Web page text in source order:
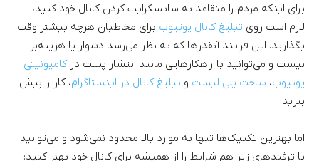
برای اینکه مردم را متقاعد به سابسکرایب کردن کانال خود کنید،
لازم است روی تبلیغ کانال یوتیوب برای مخاطبان هرچه بیشتر وقت
بگذارید. این فرایند آنقدرها که به نظر می‌رسد دشوار یا هزینه‌بر
نیست و می‌توانید با راهکارهایی مانند انتشار پست در کامیونیتی
یوتیوب، ساخت پلی لیست و تبلیغ کانال در اینستاگرام، کار را پیش
ببرید.
اما بهترین تکنیک‌ها تنها به موارد بالا محدود نمی‌شود و می‌توانید
با ترفندهای زیر هم شرایط را از همیشه برای کانال خود بهتر کنید: